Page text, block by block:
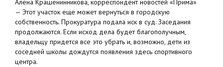
Алёна Крашенинникова, корреспондент новостей «Прима»
— Этот участок еще может вернуться в городскую
собственность. Прокуратура подала иск в суд. Заседания
продолжаются. Если исход дела будет благополучным,
владельцу придется все это убрать и, возможно, дети из
соседней школы дождутся появления здесь спортивного
центра.